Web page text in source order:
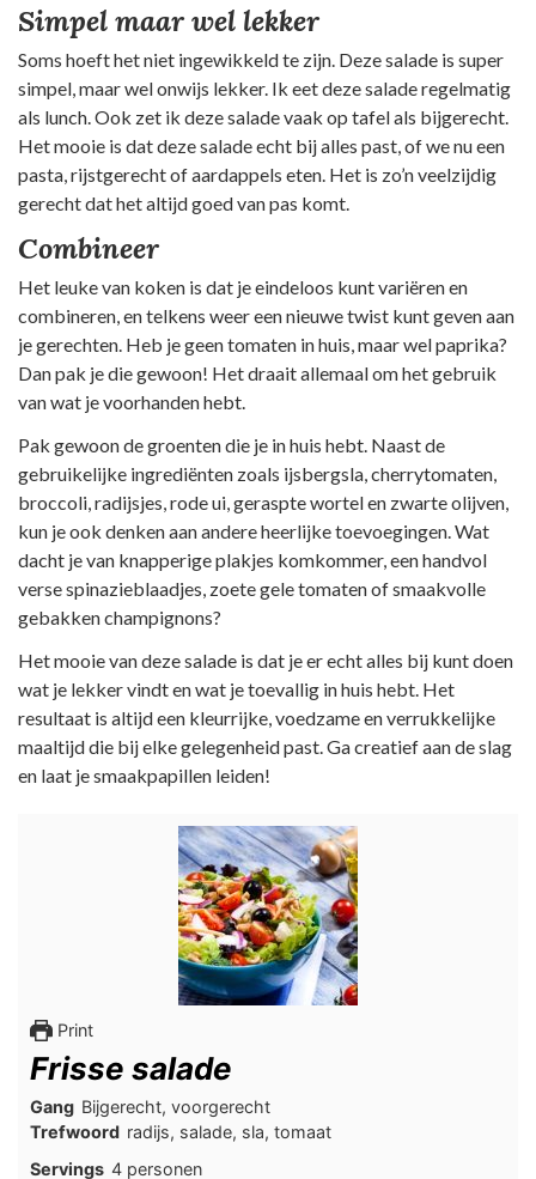
Simpel maar wel lekker
Soms hoeft het niet ingewikkeld te zijn. Deze salade is super
simpel, maar wel onwijs lekker. Ik eet deze salade regelmatig
als lunch. Ook zet ik deze salade vaak op tafel als bijgerecht.
Het mooie is dat deze salade echt bij alles past, of we nu een
pasta, rijstgerecht of aardappels eten. Het is zo’n veelzijdig
gerecht dat het altijd goed van pas komt.
Combineer
Het leuke van koken is dat je eindeloos kunt variëren en
combineren, en telkens weer een nieuwe twist kunt geven aan
je gerechten. Heb je geen tomaten in huis, maar wel paprika?
Dan pak je die gewoon! Het draait allemaal om het gebruik
van wat je voorhanden hebt.
Pak gewoon de groenten die je in huis hebt. Naast de
gebruikelijke ingrediënten zoals ijsbergsla, cherrytomaten,
broccoli, radijsjes, rode ui, geraspte wortel en zwarte olijven,
kun je ook denken aan andere heerlijke toevoegingen. Wat
dacht je van knapperige plakjes komkommer, een handvol
verse spinazieblaadjes, zoete gele tomaten of smaakvolle
gebakken champignons?
Het mooie van deze salade is dat je er echt alles bij kunt doen
wat je lekker vindt en wat je toevallig in huis hebt. Het
resultaat is altijd een kleurrijke, voedzame en verrukkelijke
maaltijd die bij elke gelegenheid past. Ga creatief aan de slag
en laat je smaakpapillen leiden!
Print
Frisse salade
Gang Bijgerecht, voorgerecht
Trefwoord radijs, salade, sla, tomaat
Servings 4 personen